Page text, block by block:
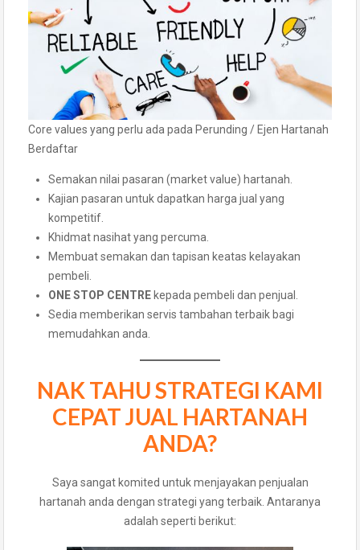
Core values yang perlu ada pada Perunding / Ejen Hartanah
Berdaftar
Semakan nilai pasaran (market value) hartanah.
Kajian pasaran untuk dapatkan harga jual yang
kompetitif.
Khidmat nasihat yang percuma.
Membuat semakan dan tapisan keatas kelayakan
pembeli.
ONE STOP CENTRE kepada pembeli dan penjual.
Sedia memberikan servis tambahan terbaik bagi
memudahkan anda.
NAK TAHU STRATEGI KAMI
CEPAT JUAL HARTANAH
ANDA?
Saya sangat komited untuk menjayakan penjualan
hartanah anda dengan strategi yang terbaik. Antaranya
adalah seperti berikut: